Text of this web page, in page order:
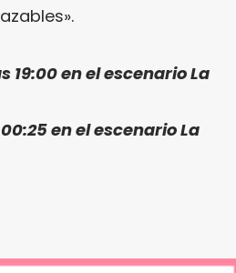
19:00 en el escenario La
en el escenario La